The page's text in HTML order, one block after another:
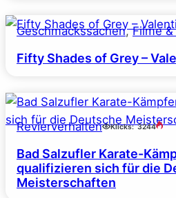
Geschmackssachen, Filme
Fifty Shades of Grey –
Revierverhalten Klicks: 3244
Bad Salzufler Karate-
qualifizieren sich für die
Meisterschaften